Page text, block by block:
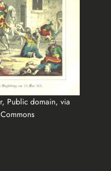
Public domain, via